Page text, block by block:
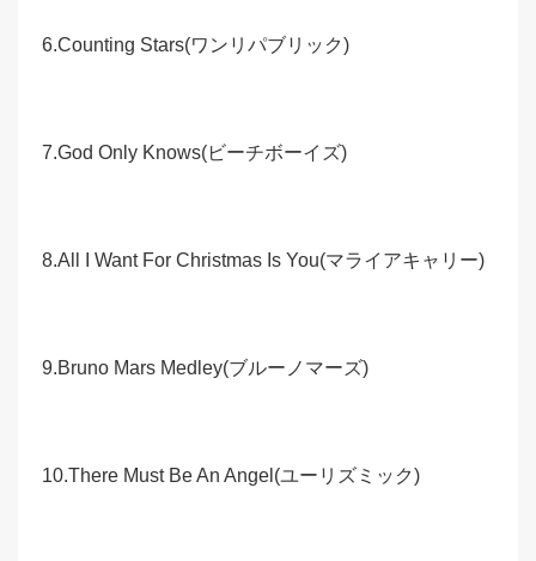
6.Counting Stars(ワンリパブリック)
7.God Only Knows(ビーチボーイズ)
8.All I Want For Christmas Is You(マライアキャリー)
9.Bruno Mars Medley(ブルーノマーズ)
10.There Must Be An Angel(ユーリズミック)